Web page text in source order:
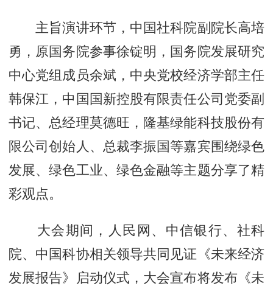
主旨演讲环节，中国社科院副院长高培
勇，原国务院参事徐锭明，国务院发展研究
中心党组成员余斌，中央党校经济学部主任
韩保江，中国国新控股有限责任公司党委副
书记、总经理莫德旺，隆基绿能科技股份有
限公司创始人、总裁李振国等嘉宾围绕绿色
发展、绿色工业、绿色金融等主题分享了精
彩观点。
大会期间，人民网、中信银行、社科
院、中国科协相关领导共同见证《未来经济
发展报告》启动仪式，大会宣布将发布《未